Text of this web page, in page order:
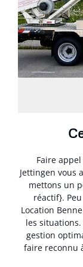
Faire
Jettingen vous
mettons un
réactif}.
Location
les
gestion
faire reconnu